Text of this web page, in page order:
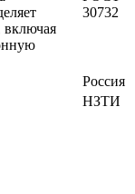
включая
30732
Россия
НЗТИ